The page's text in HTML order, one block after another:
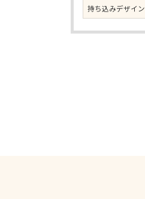
持ち込みデザイン